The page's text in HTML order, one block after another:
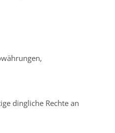
dingliche Rechte an